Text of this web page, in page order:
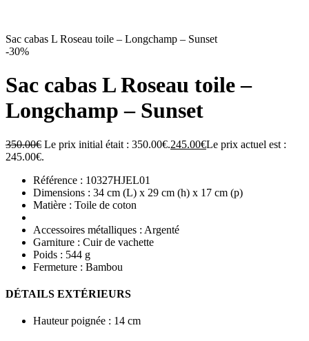
Sac cabas L Roseau toile – Longchamp – Sunset
-30%
Sac cabas L Roseau toile –
Longchamp – Sunset
350.00€ Le prix initial était : 350.00€.245.00€Le prix actuel est :
245.00€.
Référence : 10327HJEL01
Dimensions : 34 cm (L) x 29 cm (h) x 17 cm (p)
Matière : Toile de coton
Accessoires métalliques : Argenté
Garniture : Cuir de vachette
Poids : 544 g
Fermeture : Bambou
DÉTAILS EXTÉRIEURS
Hauteur poignée : 14 cm